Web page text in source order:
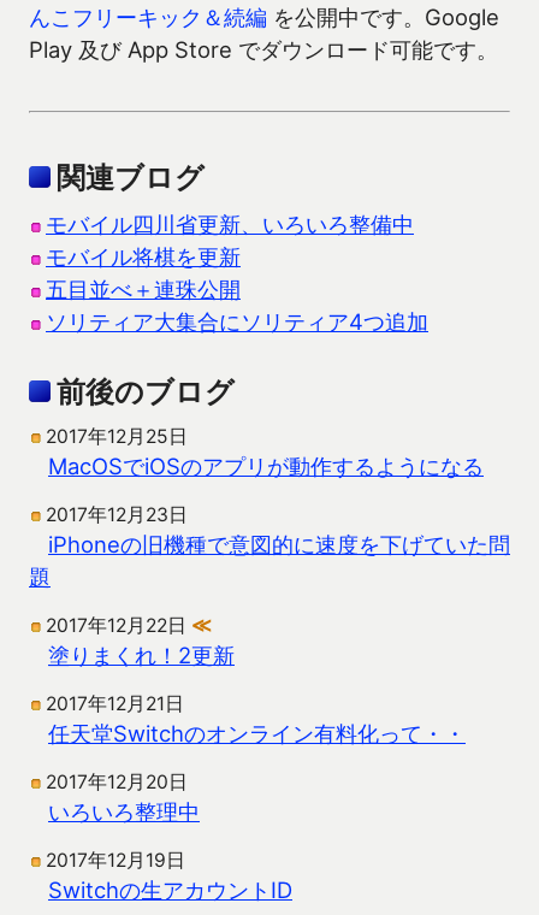
んこフリーキック＆続編 を公開中です。Google
Play 及び App Store でダウンロード可能です。
関連ブログ
モバイル四川省更新、いろいろ整備中
モバイル将棋を更新
五目並べ＋連珠公開
ソリティア大集合にソリティア4つ追加
前後のブログ
2017年12月25日
MacOSでiOSのアプリが動作するようになる
2017年12月23日
iPhoneの旧機種で意図的に速度を下げていた問
題
2017年12月22日 ≪
塗りまくれ！2更新
2017年12月21日
任天堂Switchのオンライン有料化って・・
2017年12月20日
いろいろ整理中
2017年12月19日
Switchの生アカウントID